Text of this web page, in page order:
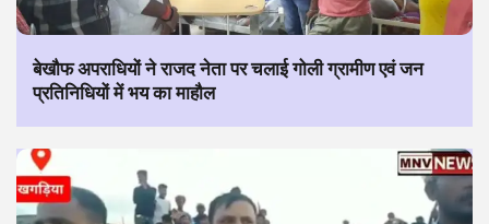
बेखौफ अपराधियों ने राजद नेता पर चलाई गोली ग्रामीण एवं जन
प्रतिनिधियों में भय का माहौल